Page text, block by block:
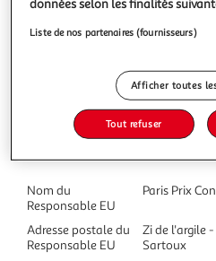
Caractéristiques
Nom du
Responsable EU
Paris Prix
Adresse postale du
Responsable EU
Zi de l'argile
Sartoux
données selon les finalités
Liste de nos partenaires (fournisseurs)
Afficher toutes
Tout refuser